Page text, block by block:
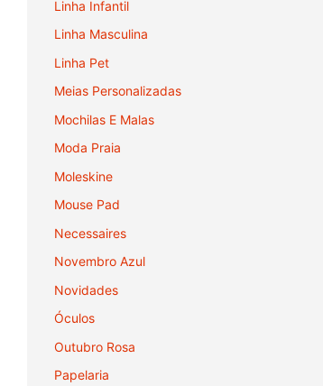
Linha Infantil
Linha Masculina
Linha Pet
Meias Personalizadas
Mochilas E Malas
Moda Praia
Moleskine
Mouse Pad
Necessaires
Novembro Azul
Novidades
Óculos
Outubro Rosa
Papelaria